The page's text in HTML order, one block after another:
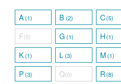
A(1) B (2) C(5)
F(0) G(1) H(1)
K(1) L(3) M (1)
P(3) Q(0) R(8)